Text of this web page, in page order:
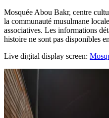
Mosquée Abou Bakr, centre
la communauté musulmane
associatives. Les informations
histoire ne sont pas disponibles
Live digital display screen: